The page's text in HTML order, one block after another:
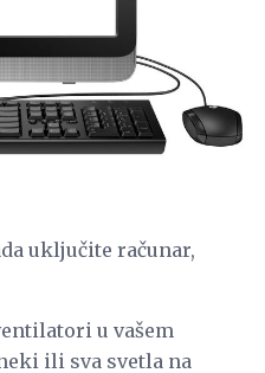
uključite računar,
u vašem
ili sva svetla na